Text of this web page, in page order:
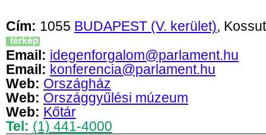
Cím: 1055 BUDAPEST (V. kerület),
térkép
Email: idegenforgalom@parlament.hu
Email: konferencia@parlament.hu
Web: Országház
Web: Országgyűlési múzeum
Web: Kőtár
Tel: (1) 441-4000